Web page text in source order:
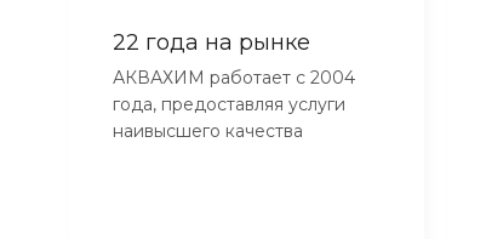
22 года на рынке
АКВАХИМ работает с 2004
года, предоставляя услуги
наивысшего качества